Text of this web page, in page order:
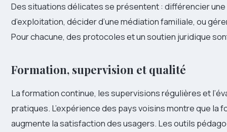
Des situations délicates se présentent : différencier
d’exploitation, décider d’une médiation familiale, ou
Pour chacune, des protocoles et un soutien juridique
Formation, supervision et qualité
La formation continue, les supervisions régulières et
pratiques. L’expérience des pays voisins montre que
augmente la satisfaction des usagers. Les outils